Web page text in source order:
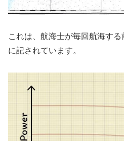
これは、航海士が毎回航海す
に記されています。